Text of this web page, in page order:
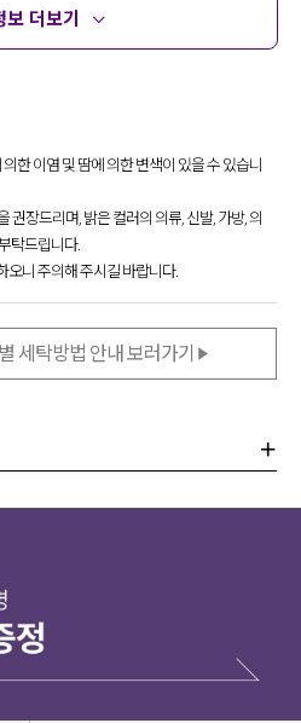
보 더보기
한 이염 및 땀에 의한 변색이 있을 수 있습니
권장드리며, 밝은 컬러의 의류, 신발, 가방, 의
탁드립니다.
오니 주의해 주시길 바랍니다.
세탁방법 안내 보러가기